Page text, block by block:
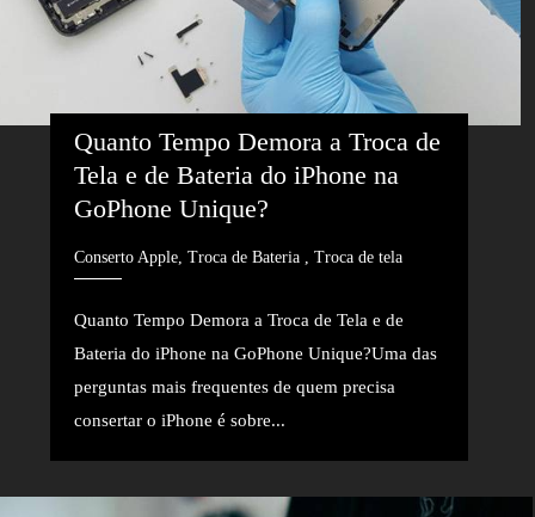
Quanto Tempo Demora a Troca de
Tela e de Bateria do iPhone na
GoPhone Unique?
Conserto Apple, Troca de Bateria , Troca de tela
Quanto Tempo Demora a Troca de Tela e de
Bateria do iPhone na GoPhone Unique?Uma das
perguntas mais frequentes de quem precisa
consertar o iPhone é sobre...